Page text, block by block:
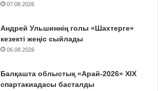
07.08.2026
Андрей Ульшиннің голы «Шахтерге»
кезекті жеңіс сыйлады
06.08.2026
Балқашта облыстық «Арай-2026» XIX
спартакиадасы басталды